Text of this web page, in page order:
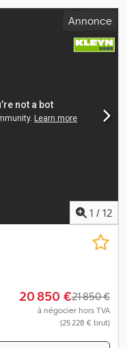
Annonce
1 / 12
20 850 €21 850 €
à négocier hors TVA
(25 228 € brut)